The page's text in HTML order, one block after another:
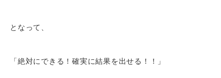
となって、
「絶対にできる！確実に結果を出せる！！」